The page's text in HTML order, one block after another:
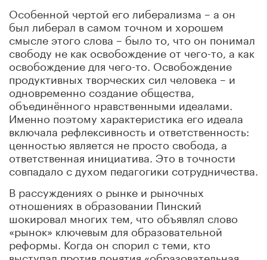
Особенной чертой его либерализма – а он
был либерал в самом точном и хорошем
смысле этого слова – было то, что он понимал
свободу не как освобождение от чего-то, а как
освобождение для чего-то. Освобождение
продуктивных творческих сил человека – и
одновременно создание общества,
объединённого нравственными идеалами.
Именно поэтому характеристика его идеала
включала рефлексивность и ответственность:
ценностью является не просто свобода, а
ответственная инициатива. Это в точности
совпадало с духом педагогики сотрудничества.
В рассуждениях о рынке и рыночных
отношениях в образовании Пинский
шокировал многих тем, что объявлял слово
«рынок» ключевым для образовательной
реформы. Когда он спорил с теми, кто
выступал против понятия «образовательная